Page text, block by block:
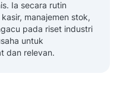
Ia secara rutin
manajemen stok,
pada riset industri
untuk
dan relevan.